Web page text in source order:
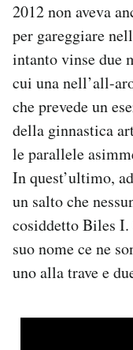
2012 non aveva
per gareggiare
intanto vinse due
cui una nell’all-
che prevede un
della ginnastica
le parallele
In quest’ultimo,
un salto che
cosiddetto Biles
suo nome ce ne
uno alla trave e